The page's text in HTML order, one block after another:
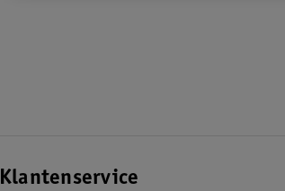
Klantenservice